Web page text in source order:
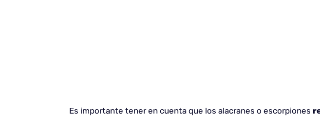
Es importante tener en cuenta que los alacranes o escorpiones